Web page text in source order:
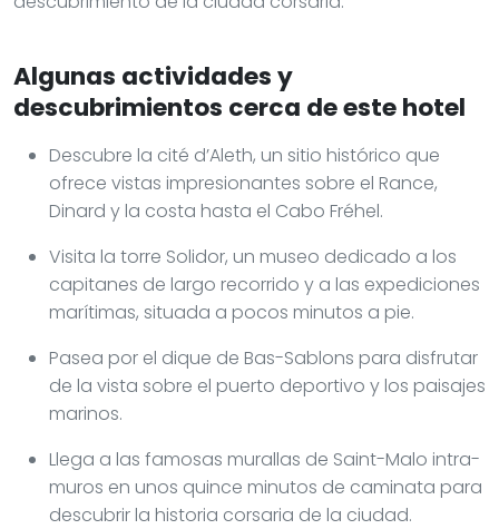
Algunas actividades y
descubrimientos cerca de este hotel
Descubre la cité d’Aleth, un sitio histórico que
ofrece vistas impresionantes sobre el Rance,
Dinard y la costa hasta el Cabo Fréhel.
Visita la torre Solidor, un museo dedicado a los
capitanes de largo recorrido y a las expediciones
marítimas, situada a pocos minutos a pie.
Pasea por el dique de Bas-Sablons para disfrutar
de la vista sobre el puerto deportivo y los paisajes
marinos.
Llega a las famosas murallas de Saint-Malo intra-
muros en unos quince minutos de caminata para
descubrir la historia corsaria de la ciudad.